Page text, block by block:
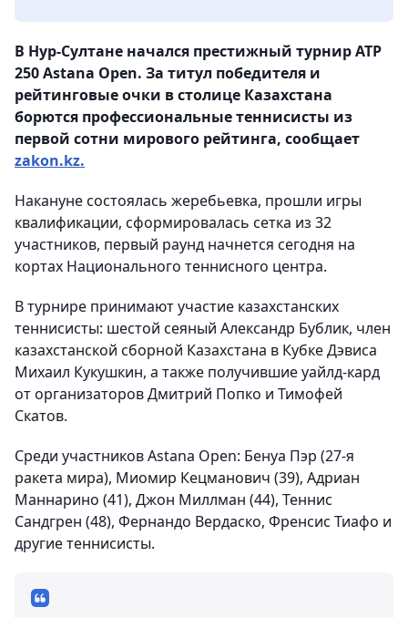
В Нур-Султане начался престижный турнир ATP
250 Astana Оpen. За титул победителя и
рейтинговые очки в столице Казахстана
борются профессиональные теннисисты из
первой сотни мирового рейтинга, сообщает
zakon.kz.
Накануне состоялась жеребьевка, прошли игры
квалификации, сформировалась сетка из 32
участников, первый раунд начнется сегодня на
кортах Национального теннисного центра.
В турнире принимают участие казахстанских
теннисисты: шестой сеяный Александр Бублик, член
казахстанской сборной Казахстана в Кубке Дэвиса
Михаил Кукушкин, а также получившие уайлд-кард
от организаторов Дмитрий Попко и Тимофей
Скатов.
Среди участников Astana Оpen: Бенуа Пэр (27-я
ракета мира), Миомир Кецманович (39), Адриан
Маннарино (41), Джон Миллман (44), Теннис
Сандгрен (48), Фернандо Вердаско, Френсис Тиафо и
другие теннисисты.